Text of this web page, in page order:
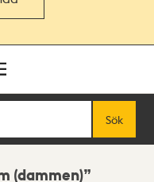
Sök
(dammen)